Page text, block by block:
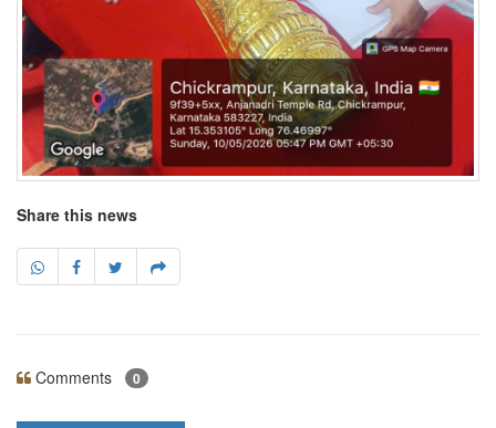
Share this news
Comments 0